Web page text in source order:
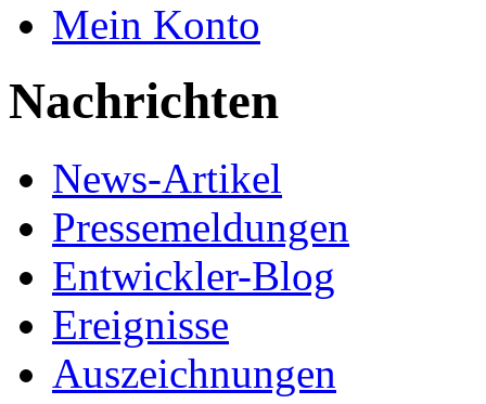
Mein Konto
Nachrichten
News-Artikel
Pressemeldungen
Entwickler-Blog
Ereignisse
Auszeichnungen